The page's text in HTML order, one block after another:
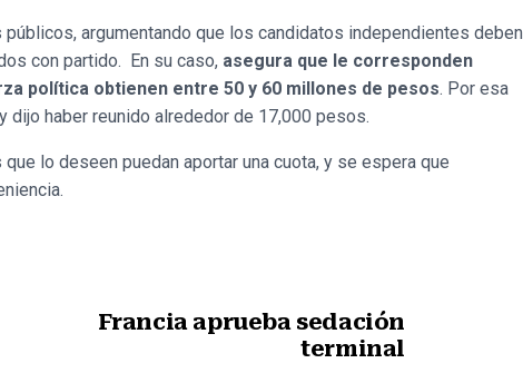
argumentando que los candidatos independientes deben
con partido. En su caso, asegura que le corresponden
política obtienen entre 50 y 60 millones de pesos. Por esa
haber reunido alrededor de 17,000 pesos.
lo deseen puedan aportar una cuota, y se espera que
Francia aprueba sedación
terminal